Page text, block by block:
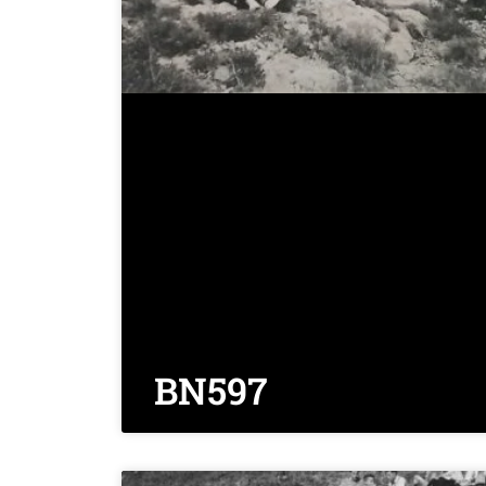
BN597